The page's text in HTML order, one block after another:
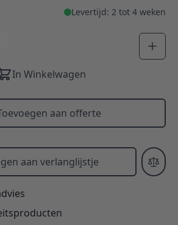
Levertijd: 2 tot 4 weken
In Winkelwagen
aan offerte
aan verlanglijstje